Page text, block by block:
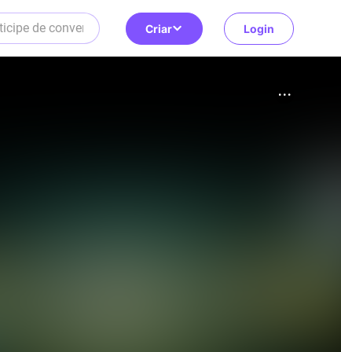
Criar Login